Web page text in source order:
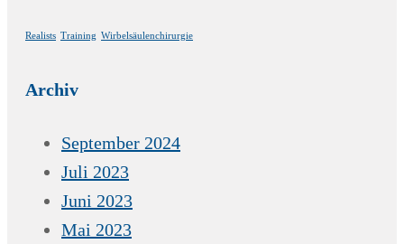
Realists Training Wirbelsäulenchirurgie
Archiv
September 2024
Juli 2023
Juni 2023
Mai 2023